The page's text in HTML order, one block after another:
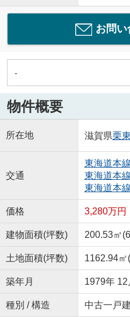
お問い
-
物件概要
所在地 滋賀県栗
交通
東海道本線
東海道本線
東海道本線
価格 3,280万円
建物面積(坪数) 200.53㎡
土地面積(坪数) 1162.94
築年月 1979年
種別 / 構造 中古一戸